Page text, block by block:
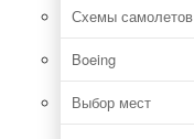
Схемы самолетов
Boeing
Выбор мест